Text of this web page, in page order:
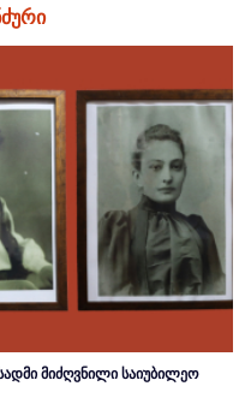
მიძღვნილი საიუბილეო